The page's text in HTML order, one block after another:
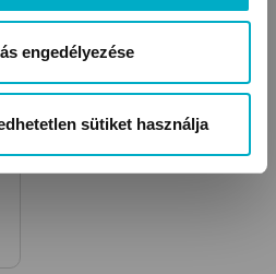
engedélyezése
sütiket használja